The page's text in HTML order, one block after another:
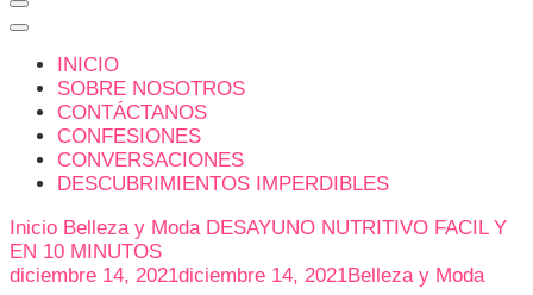
INICIO
SOBRE NOSOTROS
CONTÁCTANOS
CONFESIONES
CONVERSACIONES
DESCUBRIMIENTOS IMPERDIBLES
Inicio Belleza y Moda DESAYUNO NUTRITIVO FACIL Y
EN 10 MINUTOS
diciembre 14, 2021diciembre 14, 2021Belleza y Moda